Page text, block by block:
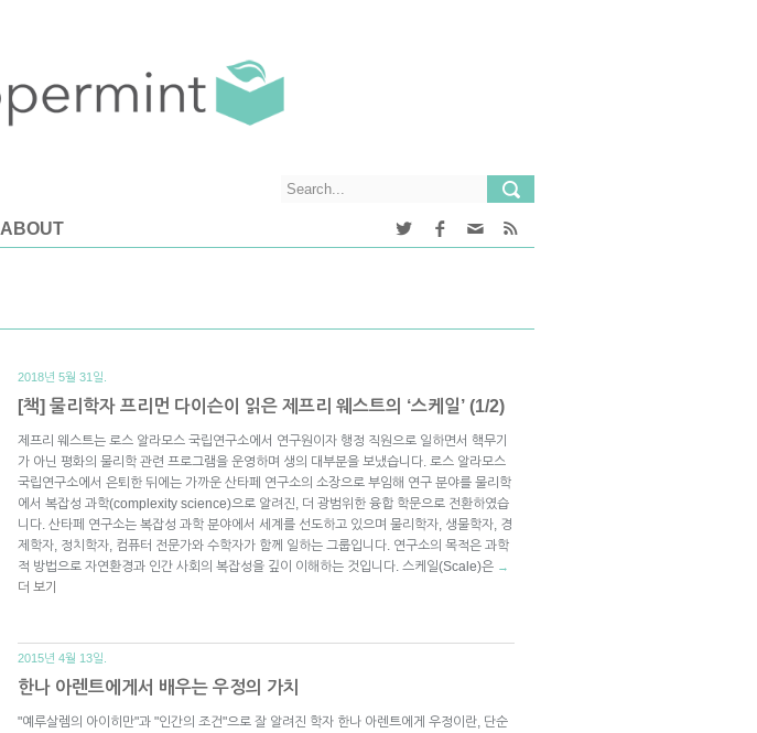
ABOUT
2018년 5월 31일.
[책] 물리학자 프리먼 다이슨이 읽은 제프리 웨스트의 ‘스케일’ (1/2)
제프리 웨스트는 로스 알라모스 국립연구소에서 연구원이자 행정 직원으로 일하면서 핵무기
가 아닌 평화의 물리학 관련 프로그램을 운영하며 생의 대부분을 보냈습니다. 로스 알라모스
국립연구소에서 은퇴한 뒤에는 가까운 산타페 연구소의 소장으로 부임해 연구 분야를 물리학
에서 복잡성 과학(complexity science)으로 알려진, 더 광범위한 융합 학문으로 전환하였습
니다. 산타페 연구소는 복잡성 과학 분야에서 세계를 선도하고 있으며 물리학자, 생물학자, 경
제학자, 정치학자, 컴퓨터 전문가와 수학자가 함께 일하는 그룹입니다. 연구소의 목적은 과학
적 방법으로 자연환경과 인간 사회의 복잡성을 깊이 이해하는 것입니다. 스케일(Scale)은 →
더 보기
2015년 4월 13일.
한나 아렌트에게서 배우는 우정의 가치
"예루살렘의 아이히만"과 "인간의 조건"으로 잘 알려진 학자 한나 아렌트에게 우정이란, 단순